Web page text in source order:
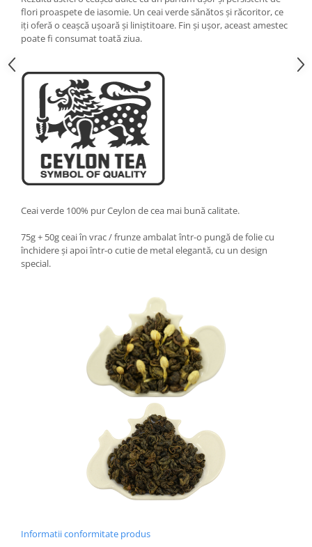
flori proaspete de iasomie. Un ceai verde sănătos și răcoritor, ce
iți oferă o ceașcă ușoară și liniștitoare. Fin și ușor, aceast amestec
poate fi consumat toată ziua.
Ceai verde 100% pur Ceylon de cea mai bună calitate.
75g + 50g ceai în vrac / frunze ambalat într-o pungă de folie cu
închidere și apoi într-o cutie de metal elegantă, cu un design
special.
Informatii conformitate produs